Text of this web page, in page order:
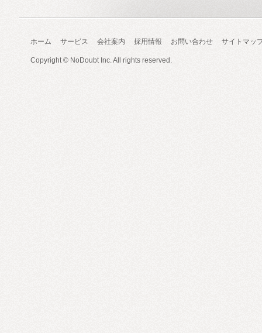
ホーム サービス 会社案内 採用情報 お問い合わせ サイトマッ
Copyright © NoDoubt Inc. All rights reserved.